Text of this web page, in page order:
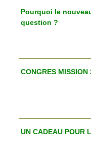
Pourquoi le
question ?
CONGRES
UN CADEAU POUR